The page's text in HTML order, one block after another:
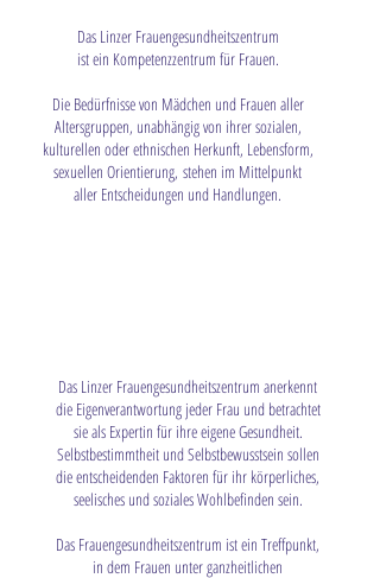
Das Linzer Frauengesundheitszentrum
ist ein Kompetenzzentrum für Frauen.
Die Bedürfnisse von Mädchen und Frauen aller
Altersgruppen, unabhängig von ihrer sozialen,
kulturellen oder ethnischen Herkunft, Lebensform,
sexuellen Orientierung, stehen im Mittelpunkt
aller Entscheidungen und Handlungen.
Das Linzer Frauengesundheitszentrum anerkennt
die Eigenverantwortung jeder Frau und betrachtet
sie als Expertin für ihre eigene Gesundheit.
Selbstbestimmtheit und Selbstbewusstsein sollen
die entscheidenden Faktoren für ihr körperliches,
seelisches und soziales Wohlbefinden sein.
Das Frauengesundheitszentrum ist ein Treffpunkt,
in dem Frauen unter ganzheitlichen